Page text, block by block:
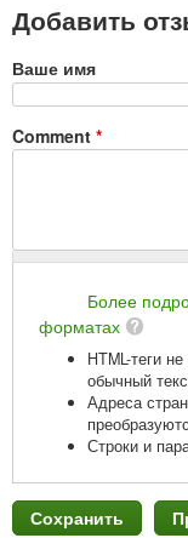
Добавить
Ваше имя
Comment *
Более
форматах
HTML-теги
обычный
Адреса
Строки и